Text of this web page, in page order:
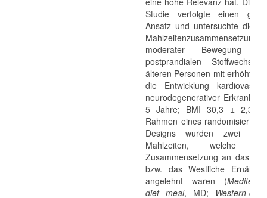
Studie verfolgte einen
Ansatz und untersuchte die
moderater Bewegung
postprandialen
älteren Personen mit erhöhtem
die Entwicklung
neurodegenerativer
5 Jahre; BMI 30,3 ± 2,3
Rahmen eines randomisierten
Designs wurden zwei
Mahlzeiten, welche
Zusammensetzung an das
bzw. das Westliche
angelehnt waren (
diet meal, MD; Western-